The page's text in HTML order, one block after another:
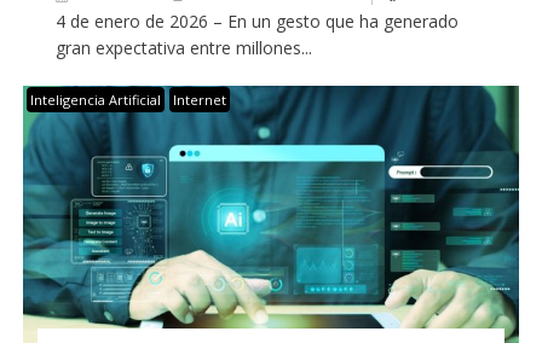
4 de enero de 2026 – En un gesto que ha generado
gran expectativa entre millones...
Inteligencia Artificial Internet